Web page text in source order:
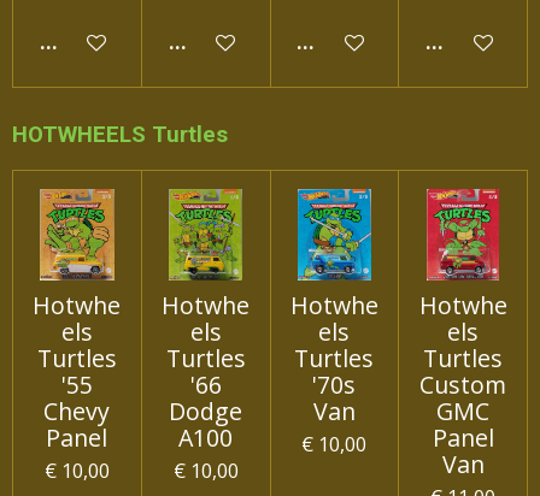
IN WINKELWAGENIN WINKELWAGENIN WINKELWAGEN
IN
HOTWHEELS Turtles
Hotwhe
els
Turtles
'55
Chevy
Panel
€ 10,00
Hotwhe
els
Turtles
'66
Dodge
A100
€ 10,00
Hotwhe
els
Turtles
'70s
Van
€ 10,00
Hotwhe
els
Turtles
Custom
GMC
Panel
Van